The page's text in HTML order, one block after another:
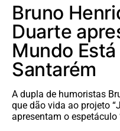
Bruno
Duarte
Mundo Está
Santarém
A dupla de humoristas
que dão vida ao projeto
apresentam o espetáculo